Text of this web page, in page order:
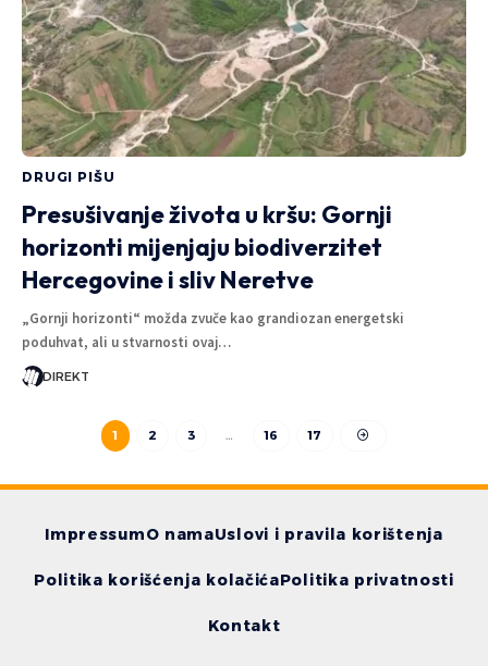
DRUGI PIŠU
Presušivanje života u kršu: Gornji
horizonti mijenjaju biodiverzitet
Hercegovine i sliv Neretve
„Gornji horizonti“ možda zvuče kao grandiozan energetski
poduhvat, ali u stvarnosti ovaj…
DIREKT
1 2 3 … 16 17
ImpressumO namaUslovi i pravila korištenja
Politika korišćenja kolačićaPolitika privatnosti
Kontakt